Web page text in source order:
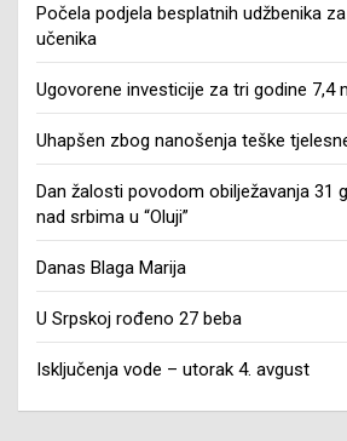
Počela podjela besplatnih udžbenika
učenika
Ugovorene investicije za tri godine 7,4
Uhapšen zbog nanošenja teške
Dan žalosti povodom obilježavanja 31
nad srbima u “Oluji”
Danas Blaga Marija
U Srpskoj rođeno 27 beba
Isključenja vode – utorak 4. avgust